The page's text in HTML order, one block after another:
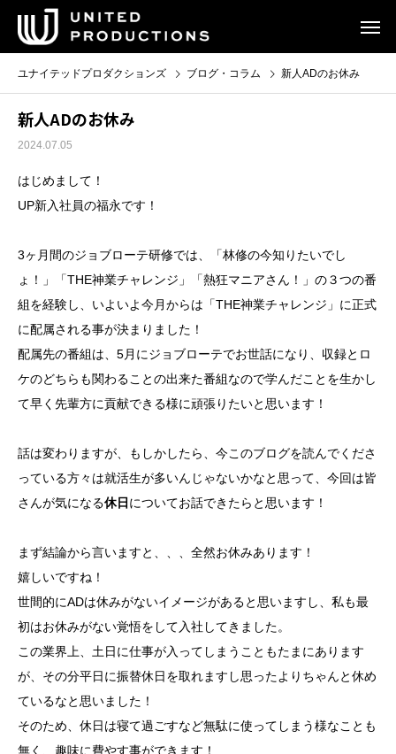
ユナイテッドプロダクションズ ブログ・コラム 新人ADのお休み
新人ADのお休み
2024.07.05
はじめまして！
UP新入社員の福永です！
3ヶ月間のジョブローテ研修では、「林修の今知りたいでし
ょ！」「THE神業チャレンジ」「熱狂マニアさん！」の３つの番
組を経験し、いよいよ今月からは「THE神業チャレンジ」に正式
に配属される事が決まりました！
配属先の番組は、5月にジョブローテでお世話になり、収録とロ
ケのどちらも関わることの出来た番組なので学んだことを生かし
て早く先輩方に貢献できる様に頑張りたいと思います！
話は変わりますが、もしかしたら、今このブログを読んでくださ
っている方々は就活生が多いんじゃないかなと思って、今回は皆
さんが気になる休日 についてお話できたらと思います！
まず結論から言いますと、、、全然お休みあります！
嬉しいですね！
世間的にADは休みがないイメージがあると思いますし、私も最
初はお休みがない覚悟をして入社してきました。
この業界上、土日に仕事が入ってしまうこともたまにあります
が、その分平日に振替休日を取れますし思ったよりちゃんと休め
ているなと思いました！
そのため、休日は寝て過ごすなど無駄に使ってしまう様なことも
無く、趣味に費やす事ができます！